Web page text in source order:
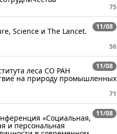
75
11/08
Science и The Lancet.
56
11/08
леса СО РАН
на природу промышленных
71
11/08
«Социальная,
и персональная